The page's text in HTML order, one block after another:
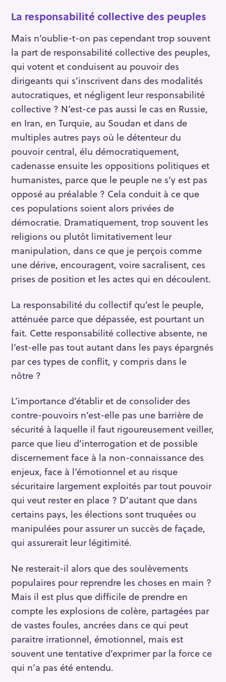
La responsabilité collective des peuples
Mais n’oublie-t-on pas cependant trop souvent
la part de responsabilité collective des peuples,
qui votent et conduisent au pouvoir des
dirigeants qui s’inscrivent dans des modalités
autocratiques, et négligent leur responsabilité
collective ? N’est-ce pas aussi le cas en Russie,
en Iran, en Turquie, au Soudan et dans de
multiples autres pays où le détenteur du
pouvoir central, élu démocratiquement,
cadenasse ensuite les oppositions politiques et
humanistes, parce que le peuple ne s’y est pas
opposé au préalable ? Cela conduit à ce que
ces populations soient alors privées de
démocratie. Dramatiquement, trop souvent les
religions ou plutôt limitativement leur
manipulation, dans ce que je perçois comme
une dérive, encouragent, voire sacralisent, ces
prises de position et les actes qui en découlent.
La responsabilité du collectif qu’est le peuple,
atténuée parce que dépassée, est pourtant un
fait. Cette responsabilité collective absente, ne
l’est-elle pas tout autant dans les pays épargnés
par ces types de conflit, y compris dans le
nôtre ?
L’importance d’établir et de consolider des
contre-pouvoirs n’est-elle pas une barrière de
sécurité à laquelle il faut rigoureusement veiller,
parce que lieu d’interrogation et de possible
discernement face à la non-connaissance des
enjeux, face à l’émotionnel et au risque
sécuritaire largement exploités par tout pouvoir
qui veut rester en place ? D’autant que dans
certains pays, les élections sont truquées ou
manipulées pour assurer un succès de façade,
qui assurerait leur légitimité.
Ne resterait-il alors que des soulèvements
populaires pour reprendre les choses en main ?
Mais il est plus que difficile de prendre en
compte les explosions de colère, partagées par
de vastes foules, ancrées dans ce qui peut
paraitre irrationnel, émotionnel, mais est
souvent une tentative d’exprimer par la force ce
qui n’a pas été entendu.